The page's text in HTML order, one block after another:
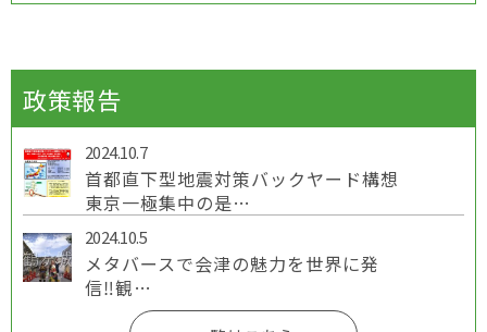
政策報告
2024.10.7
首都直下型地震対策バックヤード構想
東京一極集中の是…
2024.10.5
メタバースで会津の魅力を世界に発
信‼観…